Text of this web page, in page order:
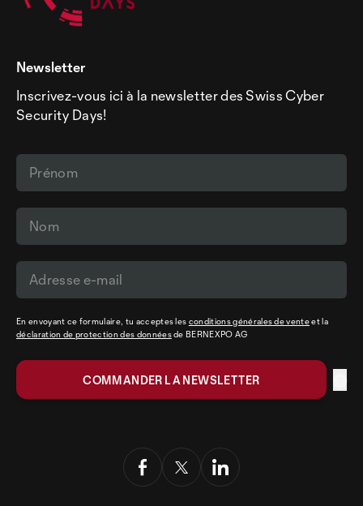
Newsletter
Inscrivez-vous ici à la newsletter des Swiss Cyber
Security Days!
En envoyant ce formulaire, tu acceptes les conditions générales de venteet la
déclaration de protection des donnéesde BERNEXPO AG